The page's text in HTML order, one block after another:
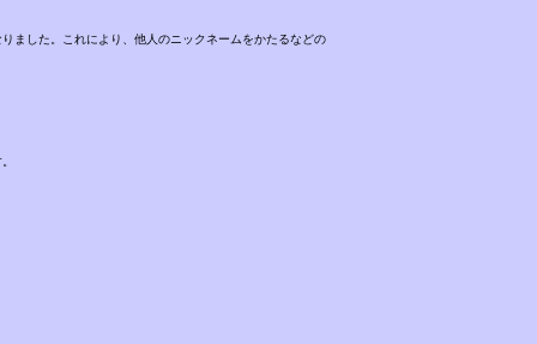
ました。これにより、他人のニックネームをかたるなどの